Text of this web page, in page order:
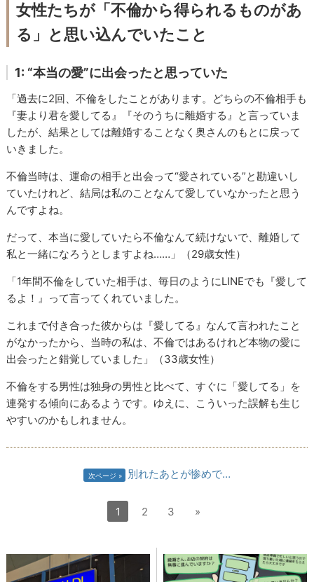
女性たちが「不倫から得られるものがあ
る」と思い込んでいたこと
1: “本当の愛”に出会ったと思っていた
「過去に2回、不倫をしたことがあります。どちらの不倫相手も
『妻より君を愛してる』『そのうちに離婚する』と言っていま
したが、結果としては離婚することなく奥さんのもとに戻って
いきました。
不倫当時は、運命の相手と出会って“愛されている”と勘違いし
ていたけれど、結局は私のことなんて愛していなかったと思う
んですよね。
だって、本当に愛していたら不倫なんて続けないで、離婚して
私と一緒になろうとしますよね……」（29歳女性）
「1年間不倫をしていた相手は、毎日のようにLINEでも『愛して
るよ！』って言ってくれていました。
これまで付き合った彼からは『愛してる』なんて言われたこと
がなかったから、当時の私は、不倫ではあるけれど本物の愛に
出会ったと錯覚していました」（33歳女性）
不倫をする男性は独身の男性と比べて、すぐに「愛してる」を
連発する傾向にあるようです。ゆえに、こういった誤解も生じ
やすいのかもしれません。
次ページ 別れたあとが惨めで…
1 2 3 »